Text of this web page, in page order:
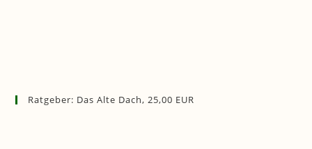
Ratgeber: Das Alte Dach, 25,00 EUR